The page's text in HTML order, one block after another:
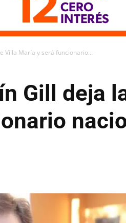
Villa María y será funcionario...
Gill deja